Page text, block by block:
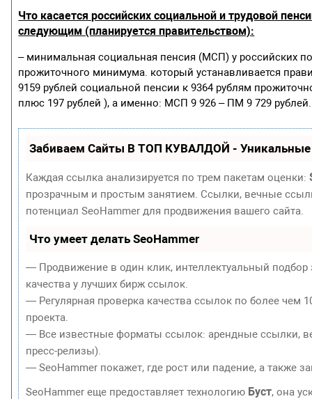
Что касается российских социальной и трудовой
следующим (планируется правительством):
– минимальная социальная пенсия (МСП) у российских
прожиточного минимума. который устанавливается
9159 рублей социальной пенсии к 9364 рублям
плюс 197 рублей ), а именно: МСП 9 926 – ПМ 9 729 рублей.
Забиваем Сайты В ТОП КУВАЛДОЙ - Уникальные
Каждая ссылка анализируется по трем пакетам оценки:
прозрачным и простым занятием. Ссылки, вечные
потенциал SeoHammer для продвижения вашего сайта.
Что умеет делать SeoHammer
— Продвижение в один клик, интеллектуальный
качества у лучших бирж ссылок.
— Регулярная проверка качества ссылок по более чем
проекта.
— Все известные форматы ссылок: арендные ссылки,
пресс-релизы).
— SeoHammer покажет, где рост или падение, а также
SeoHammer еще предоставляет технологию Буст, она